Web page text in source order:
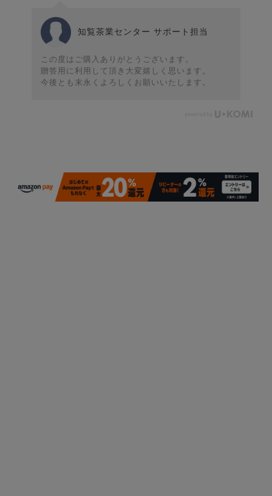
知覧茶業センター サポート担当
この度はご購入ありがとうございます。
贈答用に利用して頂き大変嬉しく思います。
今後とも末永くよろしくお願いいたします。